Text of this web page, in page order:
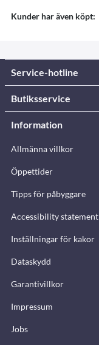
Kunder har även köpt:
Service-hotline
Butiksservice
Information
Allmänna villkor
Öppettider
Tipps för påbyggare
Accessibility statement
Inställningar för kakor
Dataskydd
Garantivillkor
Impressum
Jobs